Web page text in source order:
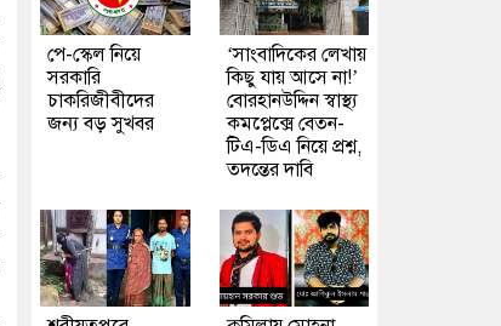
পে-স্কেল নিয়ে
সরকারি
চাকরিজীবীদের
জন্য বড় সুখবর
‘সাংবাদিকের লেখায়
কিছু যায় আসে না!’
বোরহানউদ্দিন স্বাস্থ্য
কমপ্লেক্সে বেতন-
টিএ-ডিএ নিয়ে প্রশ্ন,
তদন্তের দাবি